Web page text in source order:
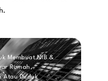
Membuat NIB &
Rumah,
Atau Duduk